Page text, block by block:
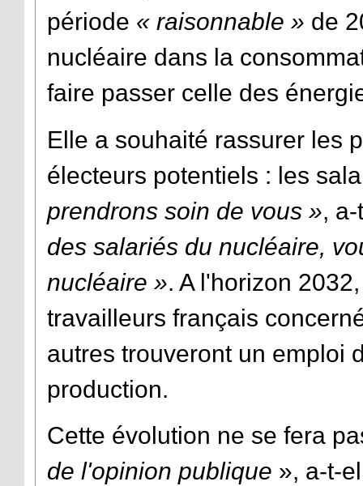
période « raisonnable » de
nucléaire dans la
faire passer celle des
Elle a souhaité rassurer les
électeurs potentiels : les
prendrons soin de vous »,
des salariés du nucléaire,
nucléaire ». A l'horizon
travailleurs français
autres trouveront un emploi
production.
Cette évolution ne se fera
de l'opinion publique », a-t-